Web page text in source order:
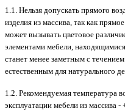
1.1. Нельзя допускать прямого
изделия из массива, так как
может вызывать цветовое
элементами мебели,
станет менее заметным с
естественным для натурального
1.2. Рекомендуемая температура
эксплуатации мебели из массива